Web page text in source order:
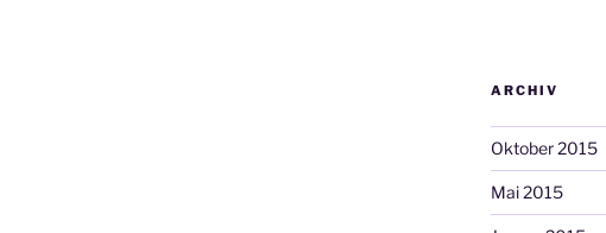
ARCHIV
Oktober 2015
Mai 2015